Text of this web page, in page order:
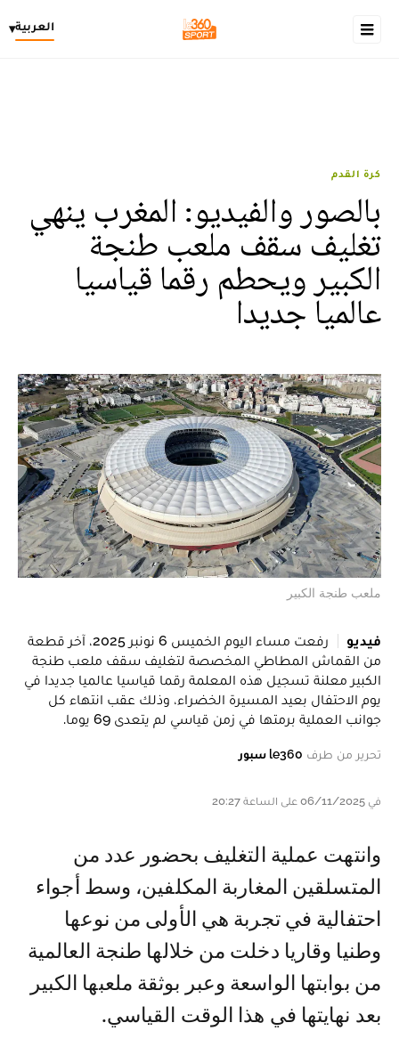
العربية▾
كرة القدم
بالصور والفيديو: المغرب ينهي
تغليف سقف ملعب طنجة
الكبير ويحطم رقما قياسيا
عالميا جديدا
ملعب طنجة الكبير
فيديو
رفعت مساء اليوم الخميس 6 نونبر 2025، آخر قطعة
من القماش المطاطي المخصصة لتغليف سقف ملعب طنجة
الكبير معلنة تسجيل هذه المعلمة رقما قياسيا عالميا جديدا في
يوم الاحتفال بعيد المسيرة الخضراء، وذلك عقب انتهاء كل
جوانب العملية برمتها في زمن قياسي لم يتعدى 69 يوما.
تحرير من طرف le360 سبور
في 06/11/2025 على الساعة 20:27
و انتهت عملية التغليف بحضور عدد من
المتسلقين المغاربة المكلفين، وسط أجواء
احتفالية في تجربة هي الأولى من نوعها
وطنيا وقاريا دخلت من خلالها طنجة العالمية
من بوابتها الواسعة وعبر بوثقة ملعبها الكبير
بعد نهايتها في هذا الوقت القياسي.